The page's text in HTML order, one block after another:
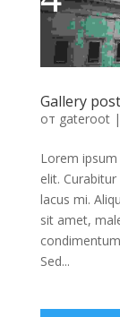
Gallery
от gateroot|
Lorem
elit.
lacus mi.
sit amet,
Sed...